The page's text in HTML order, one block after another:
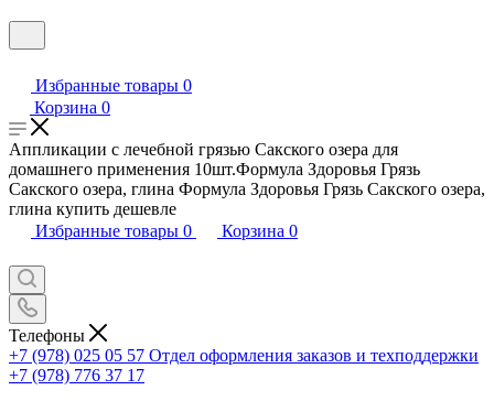
Избранные товары 0
Корзина 0
Аппликации с лечебной грязью Сакского озера для
домашнего применения 10шт.Формула Здоровья Грязь
Сакского озера, глина Формула Здоровья Грязь Сакского озера,
глина купить дешевле
Избранные товары 0 Корзина 0
Телефоны
+7 (978) 025 05 57 Отдел оформления заказов и техподдержки
+7 (978) 776 37 17